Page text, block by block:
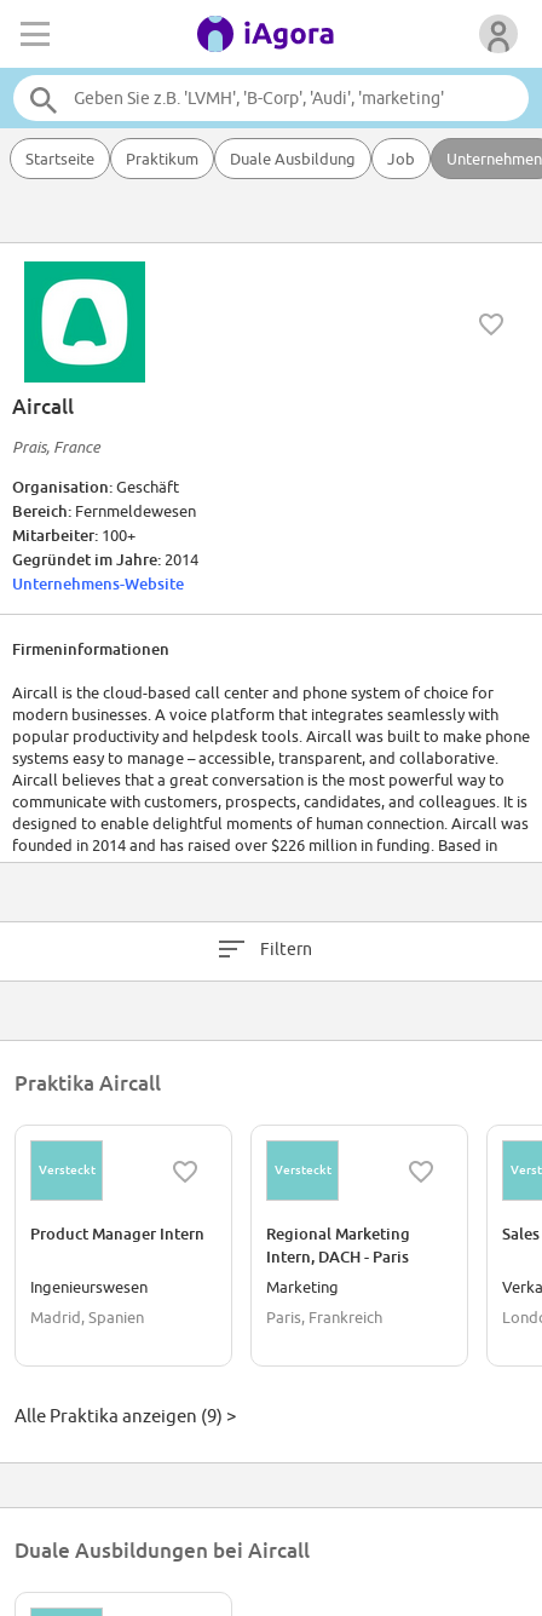
Startseite Praktikum Duale Ausbildung Job Unternehmen
Aircall
Prais, France
Organisation:Geschäft
Bereich: Fernmeldewesen
Mitarbeiter: 100+
Gegründet im Jahre: 2014
Unternehmens-Website
Firmeninformationen
Aircall is the cloud-based call center and phone system of choice for
modern businesses. A voice platform that integrates seamlessly with
popular productivity and helpdesk tools. Aircall was built to make phone
systems easy to manage – accessible, transparent, and collaborative.
Aircall believes that a great conversation is the most powerful way to
communicate with customers, prospects, candidates, and colleagues. It is
designed to enable delightful moments of human connection. Aircall was
founded in 2014 and has raised over $226 million in funding. Based in
New York, Paris, Sydney, Madrid, Berlin & London the company currently
Filtern
Praktika Aircall
Versteckt
Product Manager Intern
Ingenieurswesen
Madrid, Spanien
Versteckt
Regional Marketing
Intern, DACH - Paris
Marketing
Paris, Frankreich
Alle Praktika anzeigen (9) >
Duale Ausbildungen bei Aircall